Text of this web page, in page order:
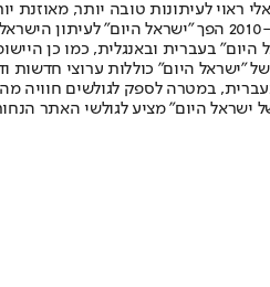
לעיתונות טובה יותר, מאוזנת
תשלום. המהדורה המודפסת הראשונה פורסמה ב-30
"ישראל היום" כוללות ערוצי חדשות
בעברית, במטרה לספק לגולשים
ישראל היום" מציע לגולשי האתר